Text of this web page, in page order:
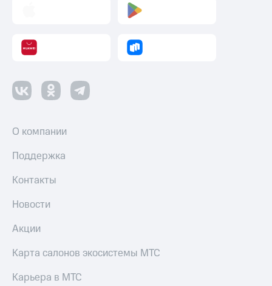
О компании
Поддержка
Контакты
Новости
Акции
Карта салонов экосистемы МТС
Карьера в МТС